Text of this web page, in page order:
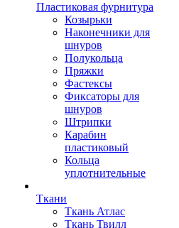
Пластиковая фурнитура
Козырьки
Наконечники для
шнуров
Полукольца
Пряжки
Фастексы
Фиксаторы для
шнуров
Штрипки
Карабин
пластиковый
Кольца
уплотнительные
Ткани
Ткань Атлас
Ткань Твилл